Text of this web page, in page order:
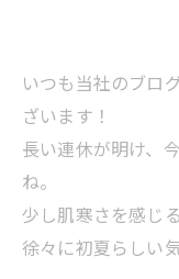
いつも当社のブロ
ざいます！
長い連休が明け、
ね。
少し肌寒さを感じ
徐々に初夏らしい